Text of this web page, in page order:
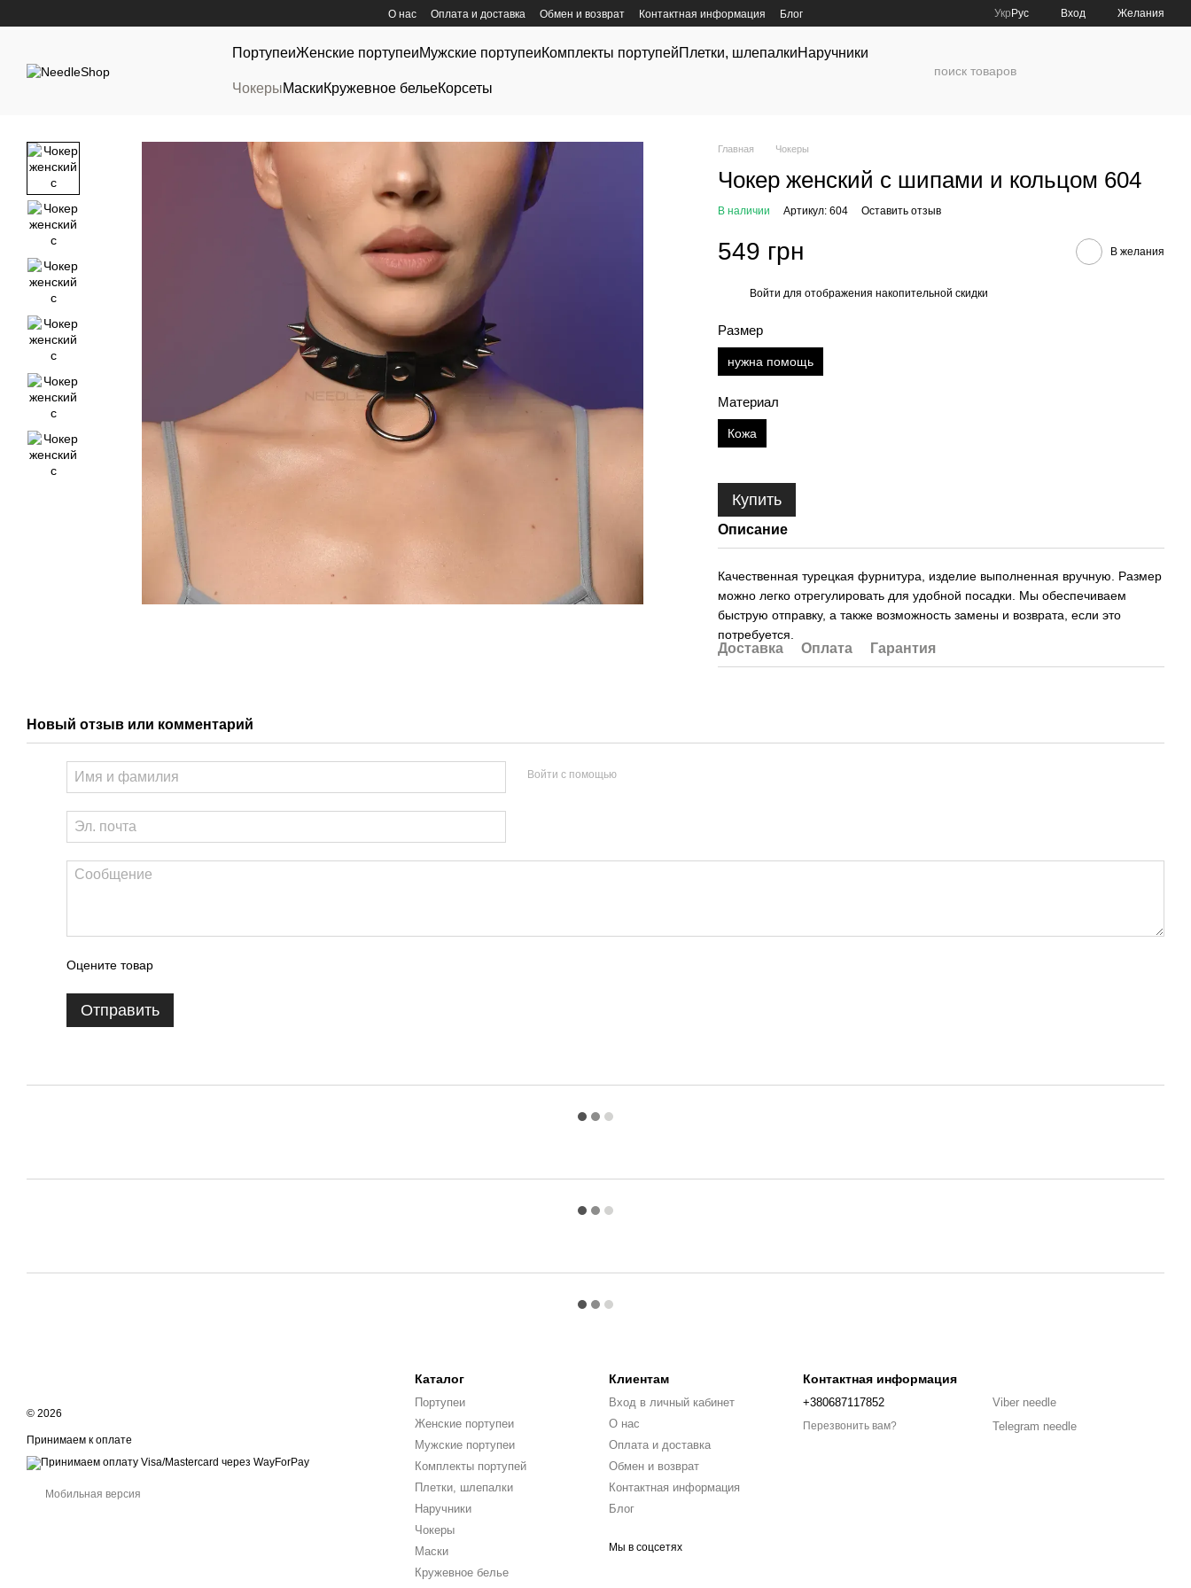
О нас Оплата и доставка Обмен и возврат Контактная информация Блог Укр Рус Вход Желания
ПортупеиЖенские портупеиМужские портупеиКомплекты портупейПлетки, шлепалкиНаручники
ЧокерыМаскиКружевное бельеКорсеты
Главная Чокеры
Чокер женский с шипами и кольцом 604
В наличии Артикул: 604 Оставить отзыв
549 грн В желания
Войти для отображения накопительной скидки
Размер
нужна помощь
Материал
Кожа
Купить
Описание
Качественная турецкая фурнитура, изделие выполненная вручную. Размер
можно легко отрегулировать для удобной посадки. Мы обеспечиваем
быструю отправку, а также возможность замены и возврата, если это
потребуется.
Доставка Оплата Гарантия
Новый отзыв или комментарий
Войти с помощью
Оцените товар
Отправить
© 2026
Принимаем к оплате
Мобильная версия
Каталог
Портупеи
Женские портупеи
Мужские портупеи
Комплекты портупей
Плетки, шлепалки
Наручники
Чокеры
Маски
Кружевное белье
Клиентам
Вход в личный кабинет
О нас
Оплата и доставка
Обмен и возврат
Контактная информация
Блог
Мы в соцсетях
Контактная информация
+380687117852
Перезвонить вам?
Viber needle
Telegram needle